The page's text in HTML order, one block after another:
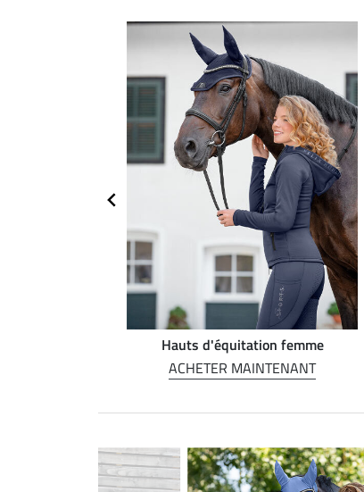
Hauts d'équitation femme
ACHETER MAINTENANT